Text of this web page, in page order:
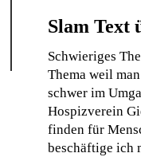
Slam Text
Schwieriges
Thema weil
schwer im
Hospizverein
finden für
beschäftige ich